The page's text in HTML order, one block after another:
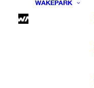
WAKEPARK